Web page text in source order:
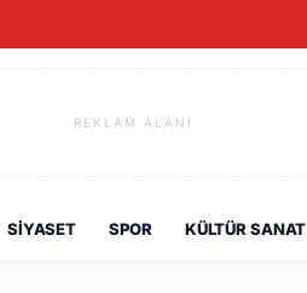
REKLAM ALANI
SIYASET SPOR KÜLTÜR SANAT